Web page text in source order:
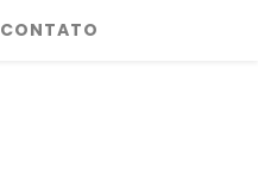
CONTATO